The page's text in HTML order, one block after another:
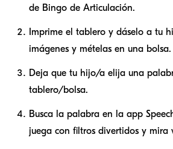
de Bingo de Articulación.
Imprime el tablero y dáselo a tu
imágenes y mételas en una bolsa.
Deja que tu hijo/a elija una
tablero/bolsa.
Busca la palabra en la app
juega con filtros divertidos y mira